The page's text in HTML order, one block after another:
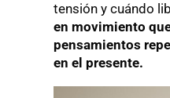
tensión y cuándo
en movimiento
pensamientos
en el presente.